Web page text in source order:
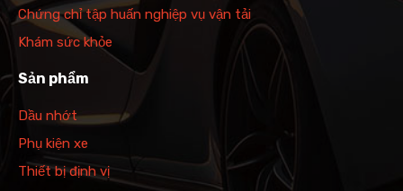
Chứng chỉ tập huấn nghiệp vụ vận tải
Khám sức khỏe
Sản phẩm
Dầu nhớt
Phụ kiện xe
Thiết bị định vị